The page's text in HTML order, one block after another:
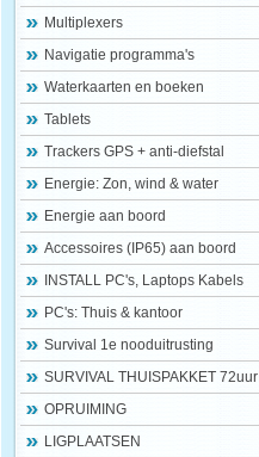
Multiplexers
Navigatie programma's
Waterkaarten en boeken
Tablets
Trackers GPS + anti-diefstal
Energie: Zon, wind & water
Energie aan boord
Accessoires (IP65) aan boord
INSTALL PC's, Laptops Kabels
PC's: Thuis & kantoor
Survival 1e nooduitrusting
SURVIVAL THUISPAKKET 72uur
OPRUIMING
LIGPLAATSEN